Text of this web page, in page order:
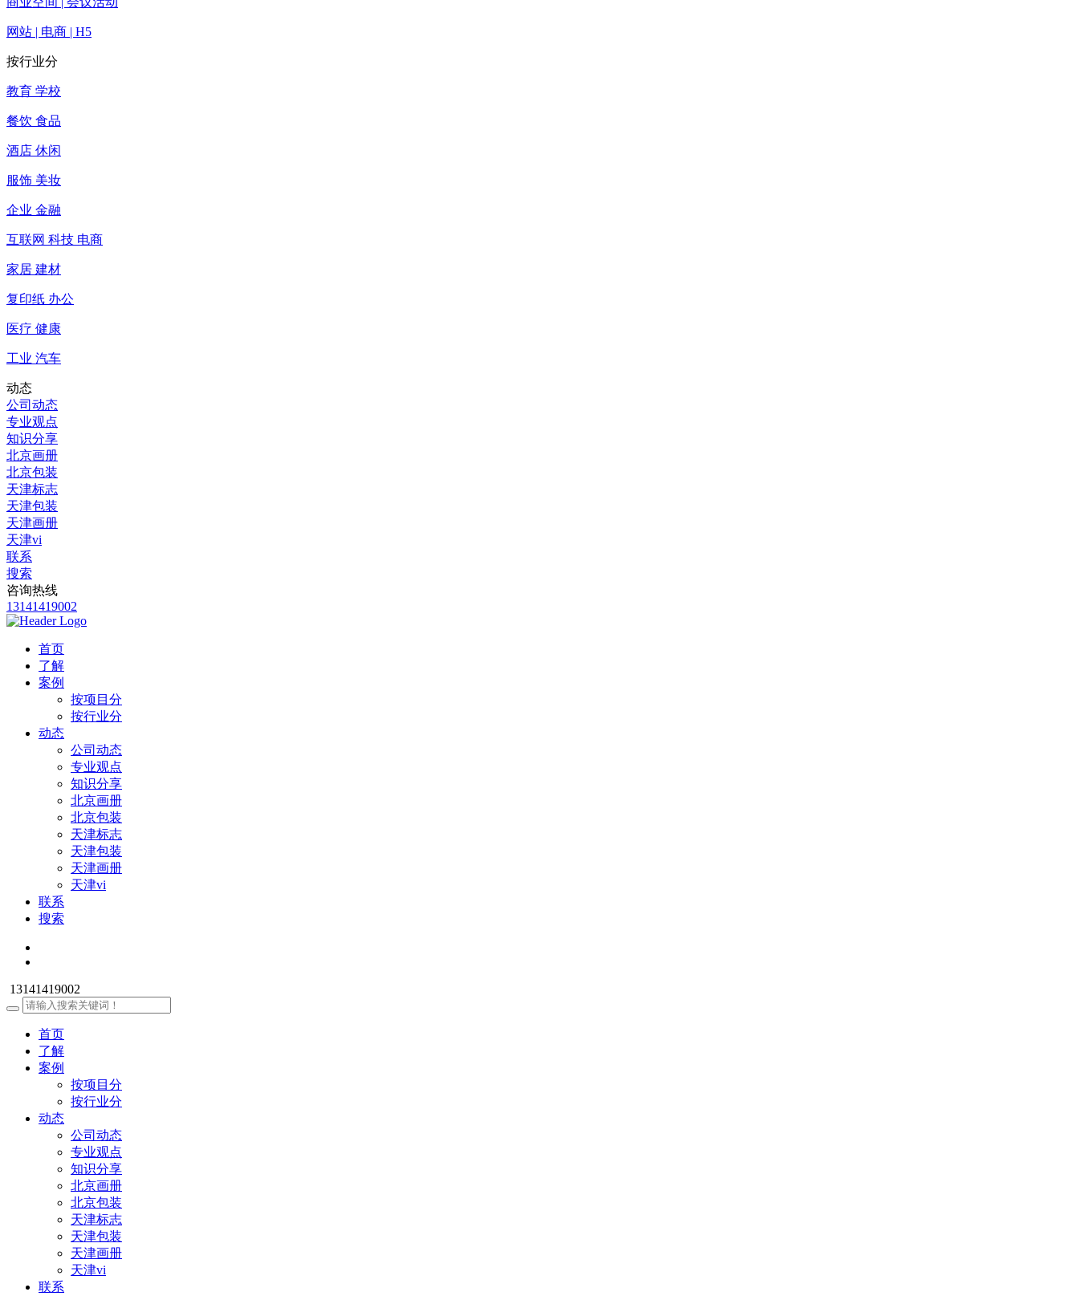
网站 | 电商 | H5
按行业分
教育 学校
餐饮 食品
酒店 休闲
服饰 美妆
企业 金融
互联网 科技 电商
家居 建材
复印纸 办公
医疗 健康
工业 汽车
动态
公司动态
专业观点
知识分享
北京画册
北京包装
天津标志
天津包装
天津画册
天津vi
联系
搜索
咨询热线
13141419002
首页
了解
案例
按项目分
按行业分
动态
公司动态
专业观点
知识分享
北京画册
北京包装
天津标志
天津包装
天津画册
天津vi
联系
搜索
13141419002
首页
了解
案例
按项目分
按行业分
动态
公司动态
专业观点
知识分享
北京画册
北京包装
天津标志
天津包装
天津画册
天津vi
联系